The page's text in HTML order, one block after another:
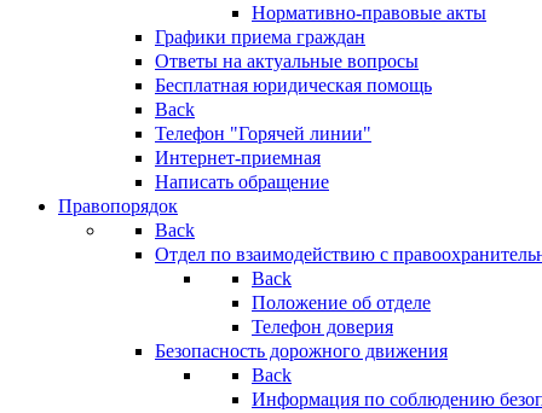
Нормативно-правовые акты
Графики приема граждан
Ответы на актуальные вопросы
Бесплатная юридическая помощь
Back
Телефон "Горячей линии"
Интернет-приемная
Написать обращение
Правопорядок
Back
Отдел по взаимодействию с
Back
Положение об отделе
Телефон доверия
Безопасность дорожного движения
Back
Информация по соблюдению